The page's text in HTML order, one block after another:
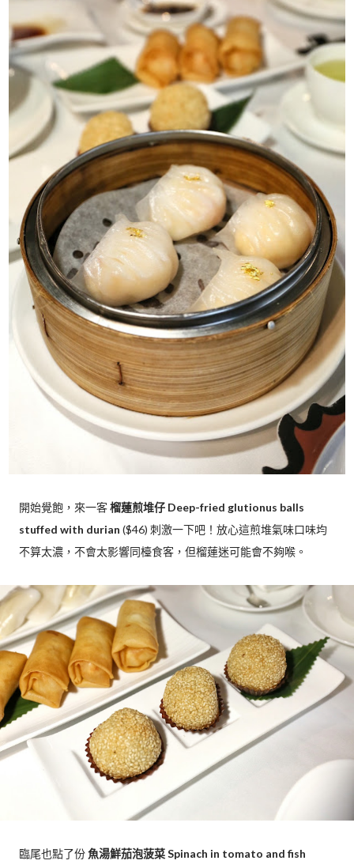
開始覺飽，來一客榴蓮煎堆仔 Deep-fried glutionus balls
stuffed with durian ($46) 刺激一下吧！放心這煎堆氣味口味均
不算太濃，不會太影響同檯食客，但榴蓮迷可能會不夠喉。
臨尾也點了份魚湯鮮茄泡菠菜 Spinach in tomato and fish